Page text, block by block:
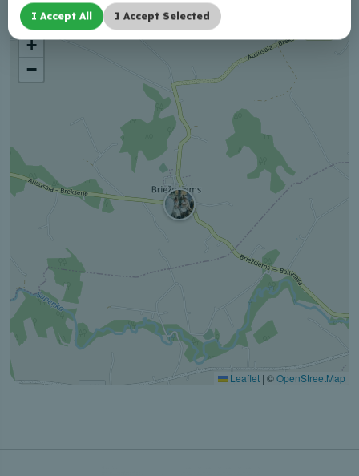
+
−
Leaflet | ©OpenStreetMap
I Accept All I Accept Selected